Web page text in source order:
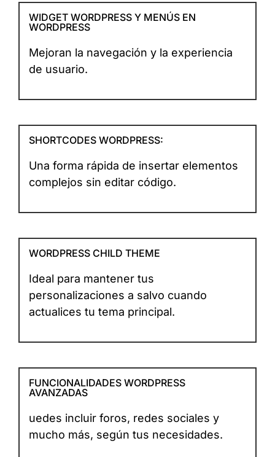
WIDGET WORDPRESS Y MENÚS EN
WORDPRESS
Mejoran la navegación y la experiencia
de usuario.
SHORTCODES WORDPRESS:
Una forma rápida de insertar elementos
complejos sin editar código.
WORDPRESS CHILD THEME
Ideal para mantener tus
personalizaciones a salvo cuando
actualices tu tema principal.
FUNCIONALIDADES WORDPRESS
AVANZADAS
uedes incluir foros, redes sociales y
mucho más, según tus necesidades.